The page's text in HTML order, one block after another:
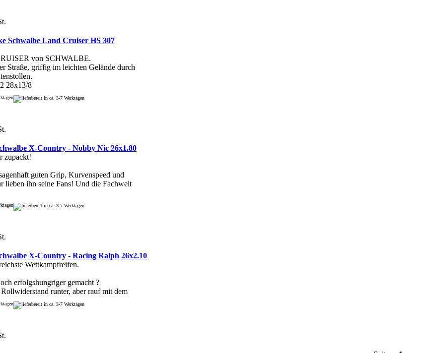
Schwalbe Land Cruiser HS 307
von SCHWALBE.
Straße, griffig im leichten Gelände durch
28x13/8
X-Country - Nobby Nic 26x1.80
zupackt!
guten Grip, Kurvenspeed und
lieben ihn seine Fans! Und die Fachwelt
X-Country - Racing Ralph 26x2.10
Wettkampfreifen.
erfolgshungriger gemacht ?
runter, aber rauf mit dem